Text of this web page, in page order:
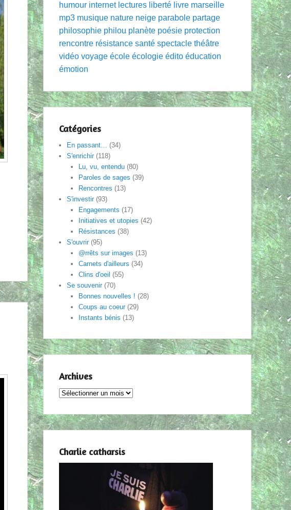
humour internet lectures liberté livre marseille
mp3 musique nature neige parabole partage
philosophie philou planète poésie protection
rencontre résistance santé spectacle théâtre
vidéo voyage école écologie édito éducation
émotion
Catégories
En passant… (34)
S'enrichir(118)
Lu, vu, entendu(80)
Paroles de sages (39)
Rencontres (13)
S'investir(93)
Engagements (17)
Initiatives et utopies (42)
Résistances (38)
S'ouvrir(95)
@rrêts sur images (13)
Carnets d'ailleurs (34)
Clins d'oeil (55)
Se souvenir(70)
Bonnes nouvelles ! (28)
Coups au coeur(29)
Instants bénis (13)
Archives
Archives
Charlie catharsis